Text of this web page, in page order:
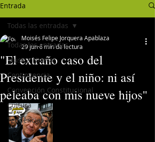
Entrada
Todas las entradas
Musica Nueva
Contingencia
Convención Constitucional
Cultura
Tendencias
Todas las entradas
"El extraño caso del
Presidente y el niño: ni así
peleaba con mis nueve hijos"
Moisés Felipe Jorquera Apablaza
29 jun6 min de lectura